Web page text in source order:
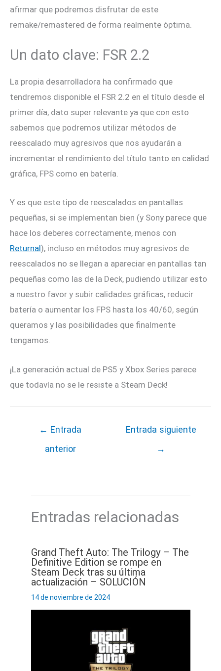
afirmar que podremos disfrutar de este
remake/remastered de forma realmente óptima.
Un dato clave: FSR 2.2
La propia desarrolladora ha confirmado que
tendremos disponible el FSR 2.2 en el título desde el
primer día, dato super relevante ya que con esto
sabemos que podremos utilizar métodos de
reescalado muy agresivos que nos ayudarán a
incrementar el rendimiento del título tanto en calidad
gráfica, FPS como en batería.
Y es que este tipo de reescalados en pantallas
pequeñas, si se implementan bien (y Sony parece que
hace los deberes correctamente, menos con
Returnal), incluso en métodos muy agresivos de
reescalados no se llegan a apareciar en pantallas tan
pequeñas como las de la Deck, pudiendo utilizar esto
a nuestro favor y subir calidades gráficas, reducir
batería o aumentar los FPS hasta los 40/60, según
queramos y las posibilidades que finalmente
tengamos.
¡La generación actual de PS5 y Xbox Series parece
que todavía no se le resiste a Steam Deck!
← Entrada
anterior
Entrada siguiente
→
Entradas relacionadas
Grand Theft Auto: The Trilogy – The
Definitive Edition se rompe en
Steam Deck tras su última
actualización – SOLUCIÓN
14 de noviembre de 2024